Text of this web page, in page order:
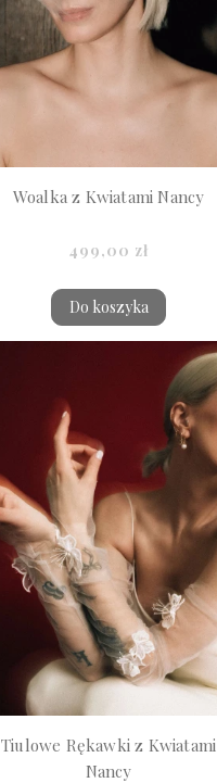
Woalka z Kwiatami Nancy
499,00 zł
Do koszyka
Tiulowe Rękawki z Kwiatami
Nancy